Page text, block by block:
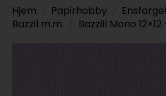
Hjem Papirhobby
Bazzil m.m.
Bazzill Mono